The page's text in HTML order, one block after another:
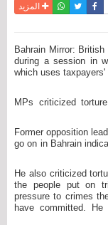
أرسل الى صديق
فيسبوكتويترواتسابالمزيد
Bahrain Mirror:
during a session in
which uses
MPs criticized
Former opposition
go on in Bahrain
He also criticized
the people put on
pressure to crimes
have committed.